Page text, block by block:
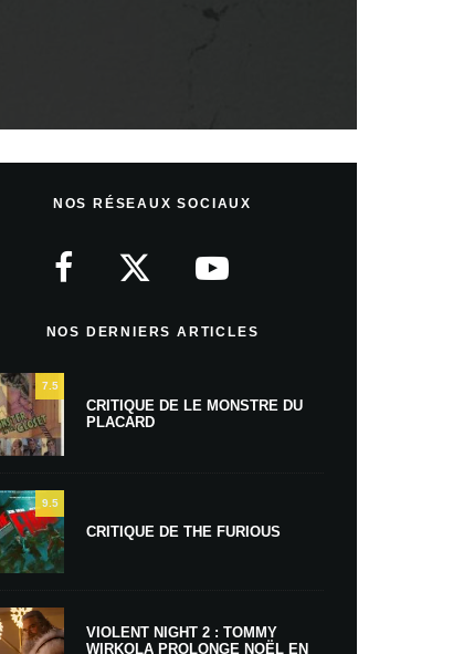
NOS RÉSEAUX SOCIAUX
NOS DERNIERS ARTICLES
7.5
CRITIQUE DE LE MONSTRE DU
PLACARD
9.5
CRITIQUE DE THE FURIOUS
VIOLENT NIGHT 2 : TOMMY
WIRKOLA PROLONGE NOËL EN